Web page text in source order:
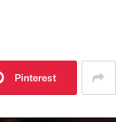
Pinterest